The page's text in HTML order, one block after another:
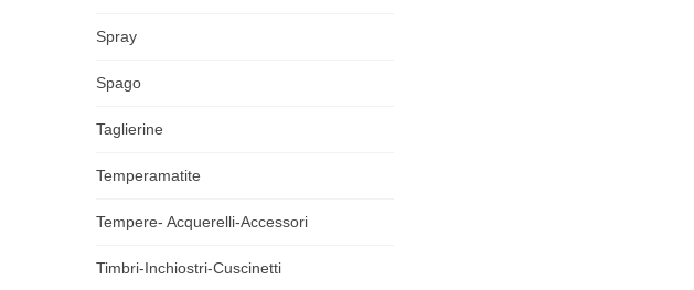
Spray
Spago
Taglierine
Temperamatite
Tempere- Acquerelli-Accessori
Timbri-Inchiostri-Cuscinetti